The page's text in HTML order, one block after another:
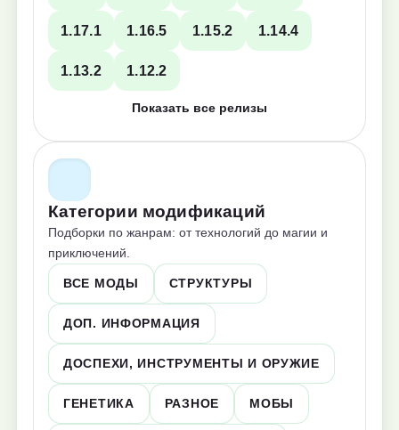
1.17.1 1.16.5 1.15.2 1.14.4
1.13.2 1.12.2
Показать все релизы
Категории модификаций
Подборки по жанрам: от технологий до магии и
приключений.
ВСЕ МОДЫ СТРУКТУРЫ
ДОП. ИНФОРМАЦИЯ
ДОСПЕХИ, ИНСТРУМЕНТЫ И ОРУЖИЕ
ГЕНЕТИКА РАЗНОЕ МОБЫ